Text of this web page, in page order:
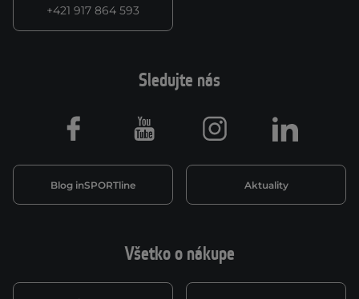
+421 917 864 593
Všetko o nákupe
Sledujte nás
Blog inSPORTline Aktuality
Facebook Youtube Instagram LinkedIn